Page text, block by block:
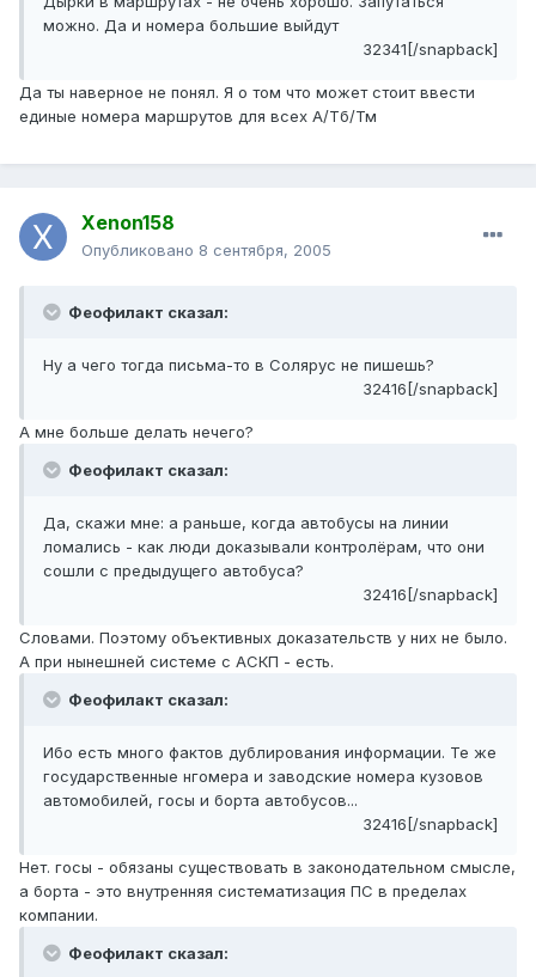
можно. Да и номера большие выйдут
32341[/snapback]
Да ты наверное не понял. Я о том что может стоит ввести
единые номера маршрутов для всех А/Тб/Тм
Xenon158
Опубликовано 8 сентября, 2005
Феофилакт сказал:
Ну а чего тогда письма-то в Солярус не пишешь?
32416[/snapback]
А мне больше делать нечего?
Феофилакт сказал:
Да, скажи мне: а раньше, когда автобусы на линии
ломались - как люди доказывали контролёрам, что они
сошли с предыдущего автобуса?
32416[/snapback]
Словами. Поэтому объективных доказательств у них не было.
А при нынешней системе с АСКП - есть.
Феофилакт сказал:
Ибо есть много фактов дублирования информации. Те же
государственные нгомера и заводские номера кузовов
автомобилей, госы и борта автобусов...
32416[/snapback]
Нет. госы - обязаны существовать в законодательном смысле,
а борта - это внутренняя систематизация ПС в пределах
компании.
Феофилакт сказал: